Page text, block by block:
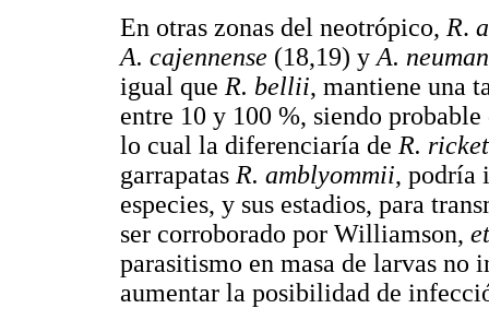
En otras zonas del neotrópico, R.
A. cajennense (18,19) y A.
igual que R. bellii, mantiene una
entre 10 y 100 %, siendo probable
lo cual la diferenciaría de R.
garrapatas R. amblyommii, podría
especies, y sus estadios, para
ser corroborado por Williamson,
parasitismo en masa de larvas no
aumentar la posibilidad de